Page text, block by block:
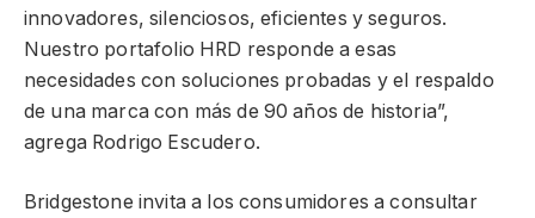
innovadores, silenciosos, eficientes y seguros.
Nuestro portafolio HRD responde a esas
necesidades con soluciones probadas y el respaldo
de una marca con más de 90 años de historia”,
agrega Rodrigo Escudero.
Bridgestone invita a los consumidores a consultar